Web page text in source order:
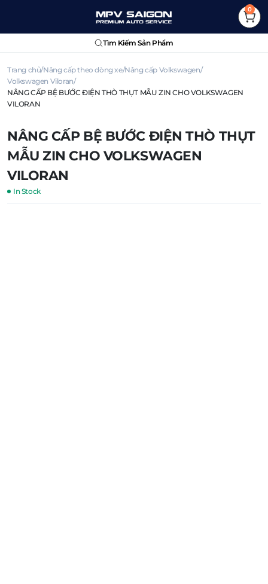
0
Tìm Kiếm Sản Phẩm
Trang chủ Nâng cấp theo dòng xe Nâng cấp Volkswagen
Volkswagen Viloran
NÂNG CẤP BỆ BƯỚC ĐIỆN THÒ THỤT MẪU ZIN CHO VOLKSWAGEN
VILORAN
NÂNG CẤP BỆ BƯỚC ĐIỆN THÒ THỤT
MẪU ZIN CHO VOLKSWAGEN
VILORAN
In Stock